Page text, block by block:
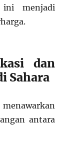
ini menjadi
dan
Sahara
antara